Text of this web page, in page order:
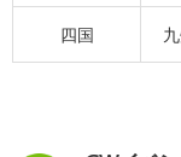
四国